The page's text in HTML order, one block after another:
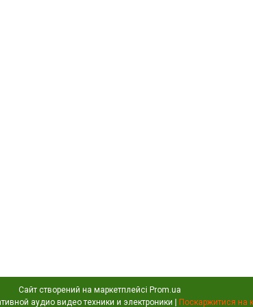
Сайт створений на маркетплейсі Prom.ua
Поскаржитися на